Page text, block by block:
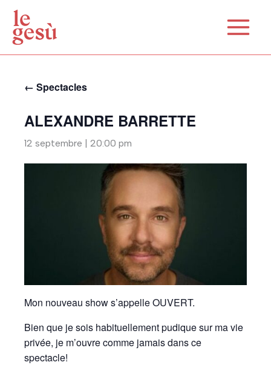
Aller
contenu
← Spectacles
ALEXANDRE BARRETTE
12 septembre | 20:00 pm
Mon nouveau show s’appelle OUVERT.
Bien que je sois habituellement pudique sur ma vie
privée, je m’ouvre comme jamais dans ce
spectacle!